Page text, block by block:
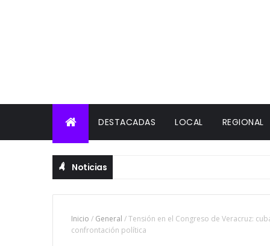
DESTACADAS LOCAL REGIONAL
Noticias
Inicio / General /Tensión en el Congreso de Veracruz:
confrontación política